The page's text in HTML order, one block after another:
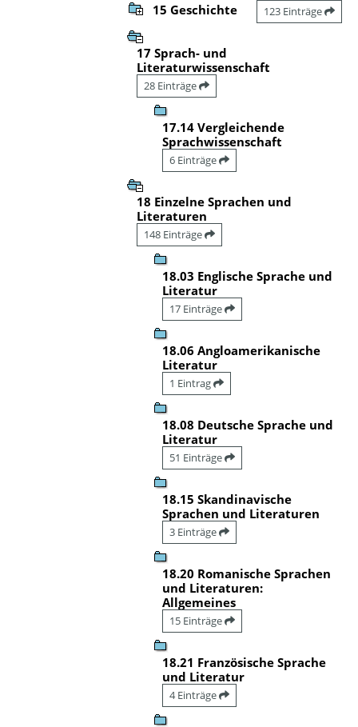
15 Geschichte 123 Einträge
17 Sprach- und
Literaturwissenschaft
28 Einträge
17.14 Vergleichende
Sprachwissenschaft
6 Einträge
18 Einzelne Sprachen und
Literaturen
148 Einträge
18.03 Englische Sprache und
Literatur
17 Einträge
18.06 Angloamerikanische
Literatur
1 Eintrag
18.08 Deutsche Sprache und
Literatur
51 Einträge
18.15 Skandinavische
Sprachen und Literaturen
3 Einträge
18.20 Romanische Sprachen
und Literaturen:
Allgemeines
15 Einträge
18.21 Französische Sprache
und Literatur
4 Einträge